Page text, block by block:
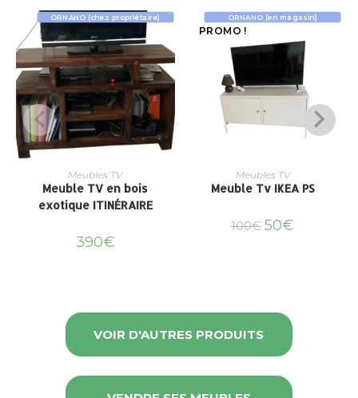
ORNANO (chez propriétaire)
Meubles TV
Meuble TV en bois
exotique ITINÉRAIRE
390€
ORNANO (en magasin)
PROMO !
Meubles TV
Meuble Tv IKEA PS
100€ 50€
VOIR D'AUTRES PRODUITS